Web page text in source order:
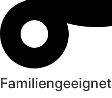
Familiengeeignet